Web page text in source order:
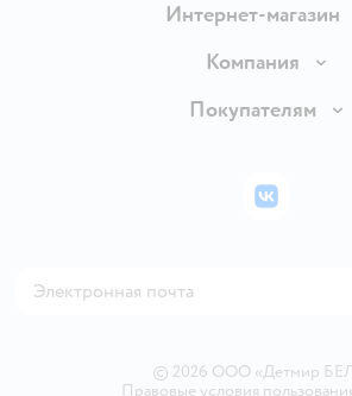
Интернет-магазин
Доставка и оплата
Правила продажи
Политика использования
Компания
Вакансии
Покупателям
Бонусные карты
© 2026 ООО «Детмир
Правовые условия
ВКонтакте